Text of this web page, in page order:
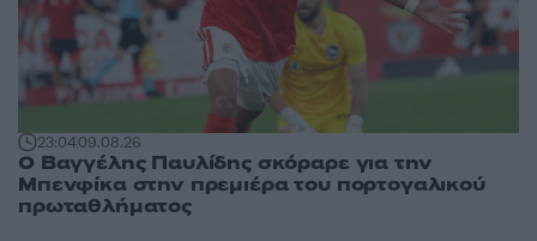
23:0409.08.26
Ο Βαγγέλης Παυλίδης σκόραρε για την
Μπενφίκα στην πρεμιέρα του πορτογαλικού
πρωταθλήματος